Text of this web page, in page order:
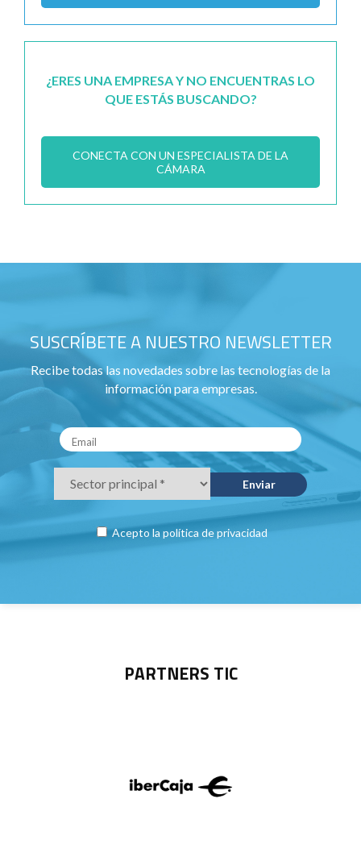
¿ERES UNA EMPRESA Y NO ENCUENTRAS LO
QUE ESTÁS BUSCANDO?
CONECTA CON UN ESPECIALISTA DE LA
CÁMARA
SUSCRÍBETE A NUESTRO NEWSLETTER
Recibe todas las novedades sobre las tecnologías de la
información para empresas.
Acepto la política de privacidad
PARTNERS TIC